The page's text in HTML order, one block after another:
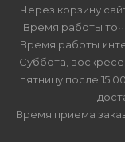
Через корзину
Время работы
Время работы
Суббота,
пятницу после
Время приема